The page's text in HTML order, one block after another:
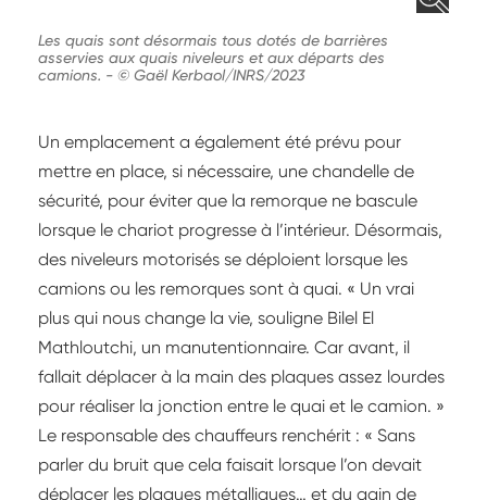
Les quais sont désormais tous dotés de barrières
asservies aux quais niveleurs et aux départs des
camions. - © Gaël Kerbaol/INRS/2023
Un emplacement a également été prévu pour
mettre en place, si nécessaire, une chandelle de
sécurité, pour éviter que la remorque ne bascule
lorsque le chariot progresse à l’intérieur. Désormais,
des niveleurs motorisés se déploient lorsque les
camions ou les remorques sont à quai. « Un vrai
plus qui nous change la vie, souligne Bilel El
Mathloutchi, un manutentionnaire. Car avant, il
fallait déplacer à la main des plaques assez lourdes
pour réaliser la jonction entre le quai et le camion. »
Le responsable des chauffeurs renchérit : « Sans
parler du bruit que cela faisait lorsque l’on devait
déplacer les plaques métalliques… et du gain de